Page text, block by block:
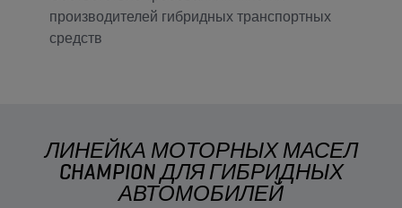
производителей гибридных транспортных
средств
ЛИНЕЙКА МОТОРНЫХ МАСЕЛ
CHAMPION ДЛЯ ГИБРИДНЫХ
АВТОМОБИЛЕЙ